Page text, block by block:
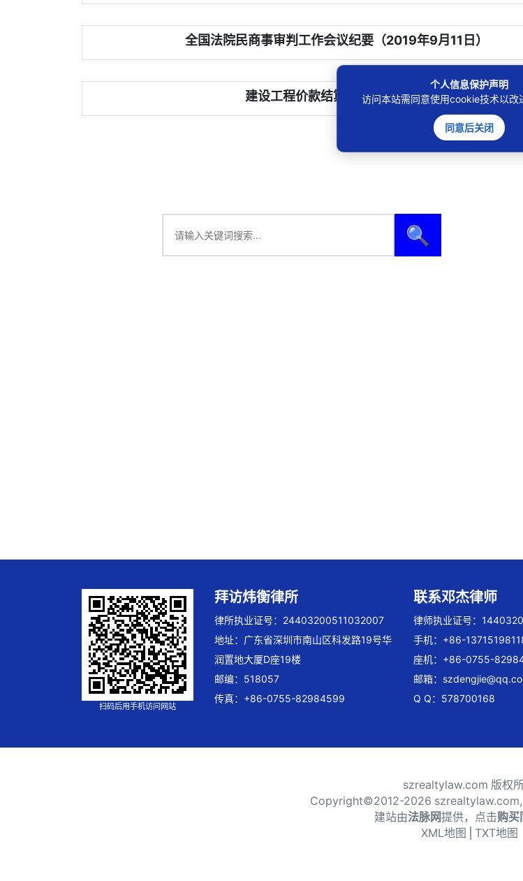
全国法院民商事审判工作会议纪要（2019年9月11日）
建设工程价款结算暂行办法2004
🔍
扫码后用手机访问网站
拜访炜衡律所
律所执业证号：24403200511032007
地址：广东省深圳市南山区科发路19号华
润置地大厦D座19楼
邮编：518057
传真：+86-0755-82984599
联系邓杰律师
律师执业证号：
手机：+86-
座机：+86-0755-
邮箱：
Q Q：578700168
szrealtylaw.com 版权
Copyright©2012-2026
建站由法脉网提供，点击购买
个人信息保护声明
访问本站需同意使用cookie技术以改
同意后关闭
XML地图 TXT地图